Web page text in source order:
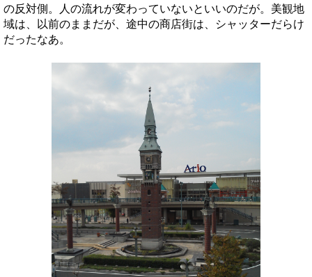
の反対側。人の流れが変わっていないといいのだが。美観地
域は、以前のままだが、途中の商店街は、シャッターだらけ
だったなあ。